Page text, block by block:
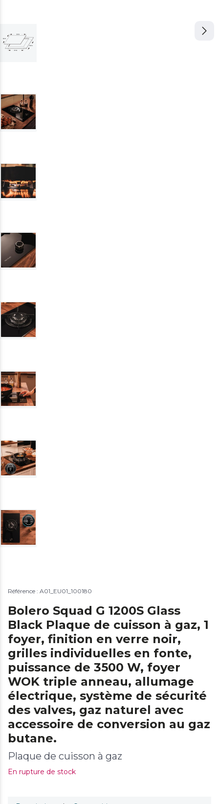
Référence : A01_EU01_100180
Bolero Squad G 1200S Glass
Black Plaque de cuisson à gaz, 1
foyer, finition en verre noir,
grilles individuelles en fonte,
puissance de 3500 W, foyer
WOK triple anneau, allumage
électrique, système de sécurité
des valves, gaz naturel avec
accessoire de conversion au gaz
butane.
Plaque de cuisson à gaz
En rupture de stock